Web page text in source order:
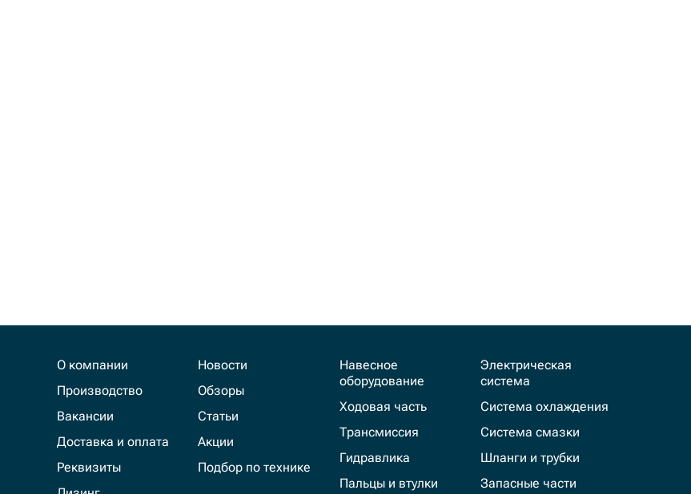
О компании
Производство
Вакансии
Доставка и оплата
Реквизиты
Новости
Обзоры
Статьи
Акции
Подбор по технике
Навесное
оборудование
Ходовая часть
Трансмиссия
Гидравлика
Пальцы и втулки
Электрическая
система
Система охлаждения
Система смазки
Шланги и трубки
Запасные части